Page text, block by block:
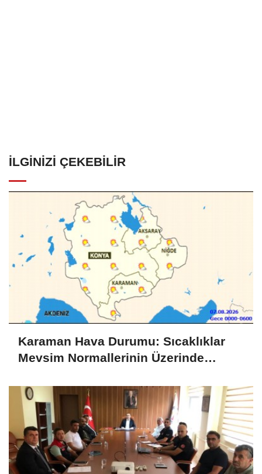
İLGINIZI ÇEKEBILIR
Karaman Hava Durumu: Sıcaklıklar
Mevsim Normallerinin Üzerinde